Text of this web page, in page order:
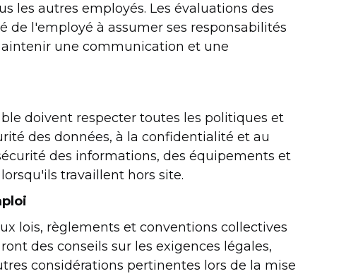
les autres employés. Les évaluations des
l'employé à assumer ses responsabilités
une communication et une
doivent respecter toutes les politiques et
des données, à la confidentialité et au
des informations, des équipements et
travaillent hors site.
lois, règlements et conventions collectives
des conseils sur les exigences légales,
considérations pertinentes lors de la mise